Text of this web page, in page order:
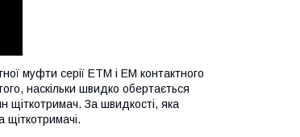
муфти серії ЕТМ і ЕМ контактного
наскільки швидко обертається
щіткотримач. За швидкості, яка
щіткотримачі.